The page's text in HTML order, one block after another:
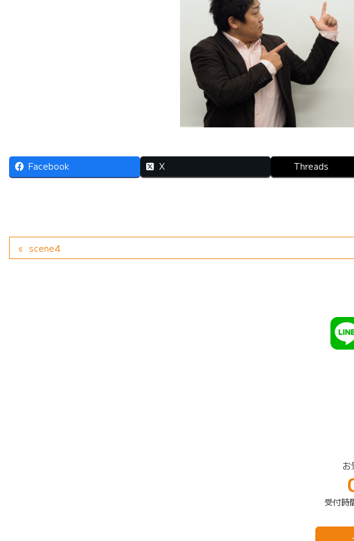
Facebook X Threads
scene4
お
受付